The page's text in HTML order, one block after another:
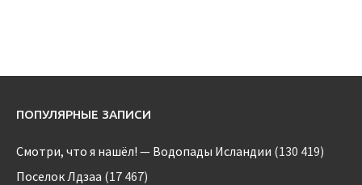
ПОПУЛЯРНЫЕ ЗАПИСИ
Смотри, что я нашёл! — Водопады Исландии (130 419)
Поселок Лдзаа (17 467)